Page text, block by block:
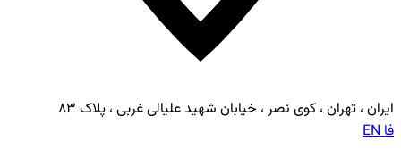
ایران ، تهران ، کوی نصر ، خیابان شهید علیالی غربی ، پلاک ۸۳
فاEN